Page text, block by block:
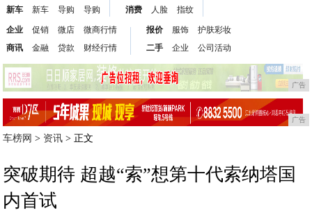
新车
新车
导购
导购
消费
人脸
指纹
企业
商讯
促销
金融
微店
贷款
微商行情
财经行情
报价
二手
服饰
企业
护肤彩妆
公司活动
广告
广告
车榜网 > 资讯 > 正文
突破期待 超越“索”想第十代索纳塔国
内首试